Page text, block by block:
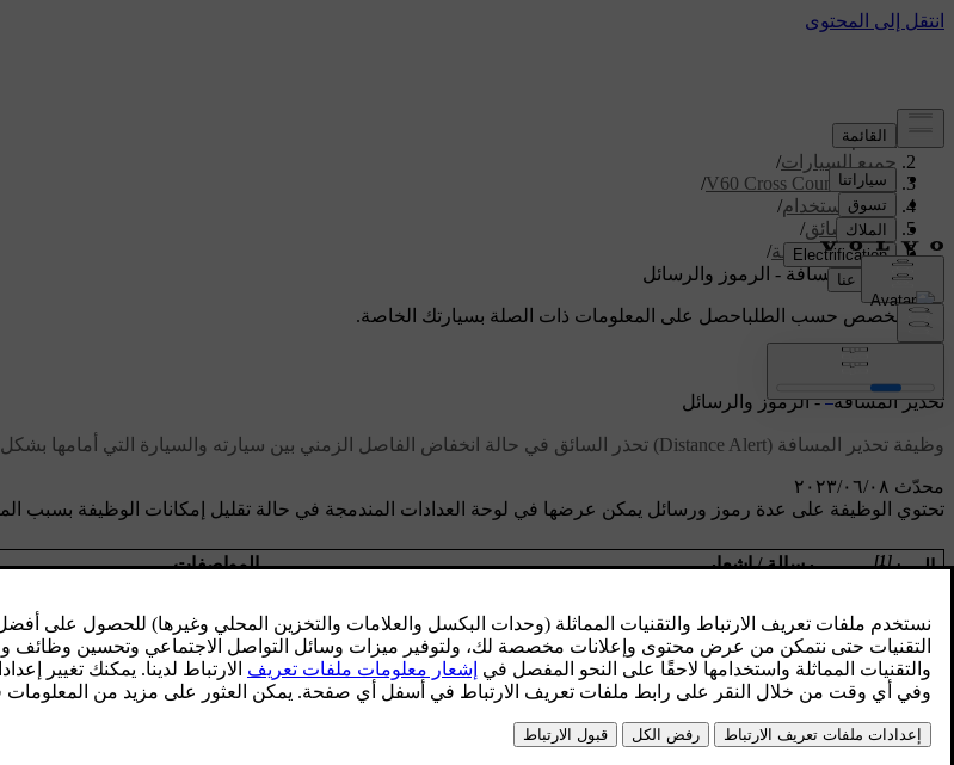
الدعم/
جميع السيارات/
V60 Cross Country 2018
/
دليل الاستخدام/
دعم السائق/
تحذير المسافة/
تحذير المسافة - الرموز والرسائل
دعم مخصص حسب الطلباحصل على المعلومات ذات الصلة بسيارتك الخاصة.
تسجيل الدخول
محدّث ٠٨‏/٠٦‏/٢٠٢٣
تحذير المسافة*- الرموز والرسائل
وظيفة تحذير المسافة (Distance Alert) تحذر السائق في حالة انخفاض الفاصل الزمني بين سيارته والسيارة التي أمامها بشكل كبير.
تحتوي الوظيفة على عدة رموز ورسائل يمكن عرضها في لوحة العدادات المندمجة في حالة تقليل إمكانات الوظيفة بسبب
الرمز[1] رسالة / إشعار المواصفات
Radar blocked See manual
تم حجب مستشعر الرادار ولا يمكنه اكتشاف المركبات الأخرى. على سبيل المثال في
تجمع الوحل أمام مستشعر الرادار.